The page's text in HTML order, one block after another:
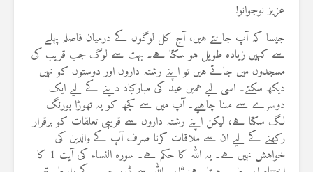
عزیز نوجوانو!
جیسا کہ آپ جانتے ہیں، آج کل لوگوں کے درمیان فاصلہ پہلے
سے کہیں زیادہ طویل ہو سکتا ہے۔ بہت سے لوگ جب قریب کی
مسجدوں میں جاتے ہیں تو اپنے رشتہ داروں اور دوستوں کو نہیں
دیکھ سکتے۔ اسی لیے ہمیں عید کی مبارکباد دینے کے لیے ایک
دوسرے سے ملنا چاہیے۔ آپ میں سے کچھ کو یہ تھوڑا بورنگ
لگ سکتا ہے، لیکن اپنے رشتہ داروں سے قریبی تعلقات کو برقرار
رکھنے کے لیے ان سے ملاقات کرنا صرف آپ کے والدین کی
خواہش نہیں ہے۔ یہ اللہ کا حکم ہے۔ سورہ النساء کی آیت 1 کا